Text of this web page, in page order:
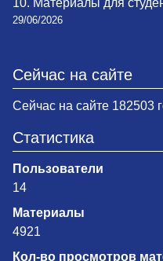
29/06/2026
Сейчас на сайте
Сейчас на сайте 182503
Статистика
Пользователи
14
Материалы
4921
Кол-во просмотров